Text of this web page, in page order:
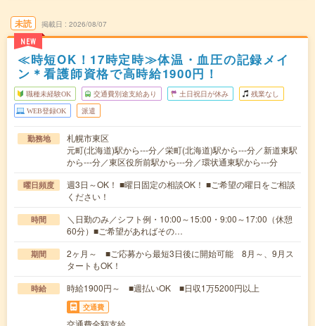
未読
NEW
掲載日 2026/08/07
≪時短OK！17時定時≫体温・血圧の記録メイ
ン＊看護師資格で高時給1900円！
職種未経験OK 交通費別途支給あり 土日祝日が休み 残業なし
WEB登録OK 派遣
勤務地
札幌市東区
元町(北海道)駅から---分／栄町(北海道)駅から---分／新道東駅
から---分／東区役所前駅から---分／環状通東駅から---分
曜日頻度
週3日～OK！ ■曜日固定の相談OK！ ■ご希望の曜日をご相談
ください！
時間
＼日勤のみ／シフト例・10:00～15:00・9:00～17:00（休憩
60分）■ご希望があればその…
期間
2ヶ月～ ■ご応募から最短3日後に開始可能 8月～、9月ス
タートもOK！
時給 時給1900円～ ■週払いOK ■日収1万5200円以上
交通費
交通費全額支給